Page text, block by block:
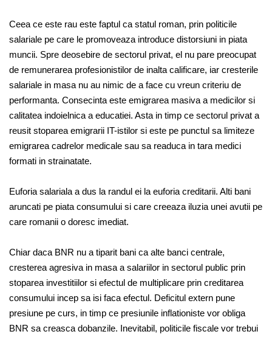
Ceea ce este rau este faptul ca statul roman, prin politicile
salariale pe care le promoveaza introduce distorsiuni in piata
muncii. Spre deosebire de sectorul privat, el nu pare preocupat
de remunerarea profesionistilor de inalta calificare, iar cresterile
salariale in masa nu au nimic de a face cu vreun criteriu de
performanta. Consecinta este emigrarea masiva a medicilor si
calitatea indoielnica a educatiei. Asta in timp ce sectorul privat a
reusit stoparea emigrarii IT-istilor si este pe punctul sa limiteze
emigrarea cadrelor medicale sau sa readuca in tara medici
formati in strainatate.
Euforia salariala a dus la randul ei la euforia creditarii. Alti bani
aruncati pe piata consumului si care creeaza iluzia unei avutii pe
care romanii o doresc imediat.
Chiar daca BNR nu a tiparit bani ca alte banci centrale,
cresterea agresiva in masa a salariilor in sectorul public prin
stoparea investitiilor si efectul de multiplicare prin creditarea
consumului incep sa isi faca efectul. Deficitul extern pune
presiune pe curs, in timp ce presiunile inflationiste vor obliga
BNR sa creasca dobanzile. Inevitabil, politicile fiscale vor trebui